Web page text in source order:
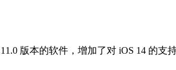
版本的软件，增加了对 iOS 14 的支